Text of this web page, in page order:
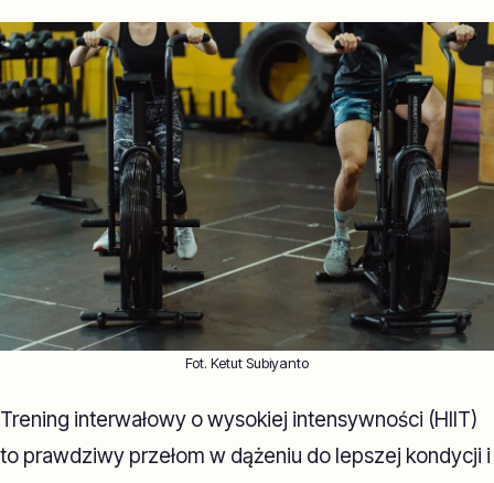
Fot. Ketut Subiyanto
Trening interwałowy o wysokiej intensywności (HIIT)
to prawdziwy przełom w dążeniu do lepszej kondycji i